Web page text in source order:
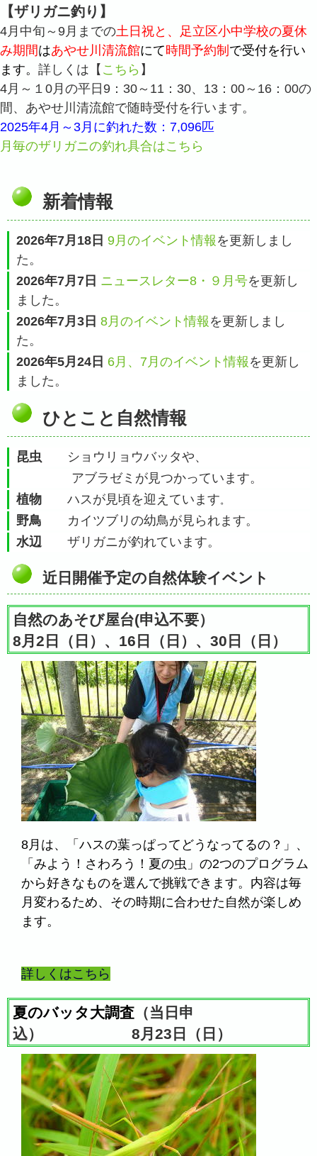
【ザリガニ釣り】
4月中旬～9月までの土日祝と、足立区小中学校の夏休
み期間はあやせ川清流館にて時間予約制 で受付を行い
ます。 詳しくは【 こちら 】
4月～１0月の平日9：30～11：30、13：00～16：00の
間、あやせ川清流館で随時受付を行います。
2025年4月～3月に釣れた数：7,096匹
月毎のザリガニの釣れ具合はこちら
新着情報
2026年7月18日 9月のイベント情報 を更新しまし
た。
2026年7月7日 ニュースレター8・９月号を更新し
ました。
2026年7月3日 8月のイベント情報 を更新しまし
た。
2026年5月24日 6月、7月のイベント情報 を更新し
ました。
ひとこと自然情報
昆虫 ショウリョウバッタや、
アブラゼミが見つかっています。
植物 ハスが見頃を迎えています。
野鳥 カイツブリの幼鳥が見られます。
水辺 ザリガニが釣れています。
近日開催予定の自然体験イベント
自然のあそび屋台(申込不要）
8月2日（日）、16日（日）、30日（日）
8月は、「ハスの葉っぱってどうなってるの？」、
「みよう！さわろう！夏の虫」の2つのプログラム
から好きなものを選んで挑戦できます。内容は毎
月変わるため、その時期に合わせた自然が楽しめ
ます。
詳しくはこちら
夏のバッタ大調査 （当日申
込） 8月23日（日）